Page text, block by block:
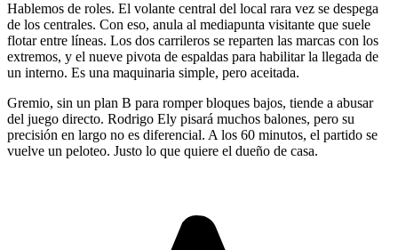
Hablemos de roles. El volante central del local rara vez se despega
de los centrales. Con eso, anula al mediapunta visitante que suele
flotar entre líneas. Los dos carrileros se reparten las marcas con los
extremos, y el nueve pivota de espaldas para habilitar la llegada de
un interno. Es una maquinaria simple, pero aceitada.
Gremio, sin un plan B para romper bloques bajos, tiende a abusar
del juego directo. Rodrigo Ely pisará muchos balones, pero su
precisión en largo no es diferencial. A los 60 minutos, el partido se
vuelve un peloteo. Justo lo que quiere el dueño de casa.